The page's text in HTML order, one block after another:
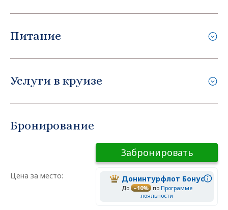
Питание
Услуги в круизе
Бронирование
Цена за место:
Забронировать
Донинтурфлот Бонус
До –10% по Программе
лояльности